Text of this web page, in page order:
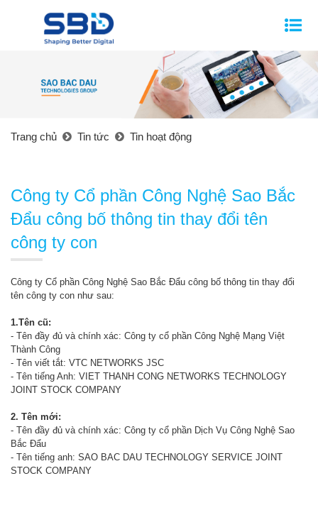
Trang chủ Tin tức Tin hoạt động
Công ty Cổ phần Công Nghệ Sao Bắc
Đẩu công bố thông tin thay đổi tên
công ty con
Công ty Cổ phần Công Nghệ Sao Bắc Đẩu công bố thông tin thay đổi
tên công ty con như sau:
1.Tên cũ:
- Tên đầy đủ và chính xác: Công ty cổ phần Công Nghệ Mạng Việt
Thành Công
- Tên viết tắt: VTC NETWORKS JSC
- Tên tiếng Anh: VIET THANH CONG NETWORKS TECHNOLOGY
JOINT STOCK COMPANY
2. Tên mới:
- Tên đầy đủ và chính xác: Công ty cổ phần Dịch Vụ Công Nghệ Sao
Bắc Đẩu
- Tên tiếng anh: SAO BAC DAU TECHNOLOGY SERVICE JOINT
STOCK COMPANY